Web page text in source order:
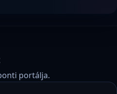
portálja.